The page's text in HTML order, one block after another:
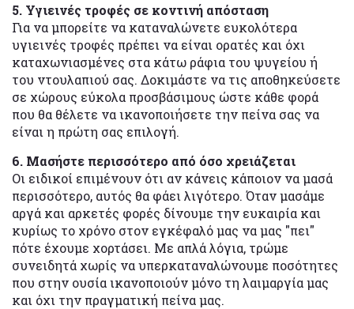
5. Υγιεινές τροφές σε κοντινή απόσταση
Για να μπορείτε να καταναλώνετε ευκολότερα
υγιεινές τροφές πρέπει να είναι ορατές και όχι
καταχωνιασμένες στα κάτω ράφια του ψυγείου ή
του ντουλαπιού σας. Δοκιμάστε να τις αποθηκεύσετε
σε χώρους εύκολα προσβάσιμους ώστε κάθε φορά
που θα θέλετε να ικανοποιήσετε την πείνα σας να
είναι η πρώτη σας επιλογή.
6. Μασήστε περισσότερο από όσο χρειάζεται
Οι ειδικοί επιμένουν ότι αν κάνεις κάποιον να μασά
περισσότερο, αυτός θα φάει λιγότερο. Όταν μασάμε
αργά και αρκετές φορές δίνουμε την ευκαιρία και
κυρίως το χρόνο στον εγκέφαλό μας να μας "πει"
πότε έχουμε χορτάσει. Με απλά λόγια, τρώμε
συνειδητά χωρίς να υπερκαταναλώνουμε ποσότητες
που στην ουσία ικανοποιούν μόνο τη λαιμαργία μας
και όχι την πραγματική πείνα μας.